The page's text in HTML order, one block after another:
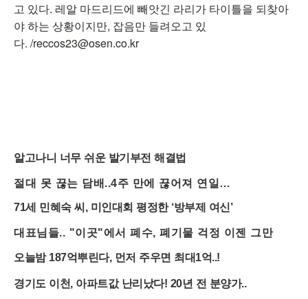
고 있다. 레알 마드리드에 빼앗긴 라리가 타이틀을 되찾아
야 하는 상황이지만, 잡음만 들려오고 있
다. /reccos23@osen.co.kr